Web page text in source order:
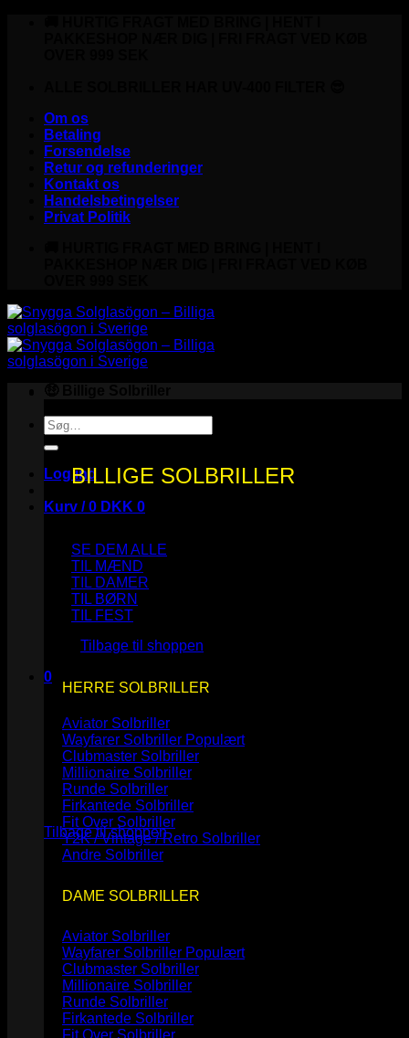
Om os
Betaling
Forsendelse
Retur og refunderinger
Kontakt os
Handelsbetingelser
Privat Politik
Søg
efter:
Log ind
Kurv /0 DKK 0
Ingen varer i kurven.
Tilbage til shoppen
0
Kurv
Ingen varer i kurven.
Tilbage til shoppen
BILLIGE SOLBRILLER
SE DEM ALLE
TIL MÆND
TIL DAMER
TIL BØRN
TIL FEST
HERRE SOLBRILLER
Aviator Solbriller
Wayfarer Solbriller
Clubmaster Solbriller
Millionaire Solbriller
Runde Solbriller
Firkantede Solbriller
Fit Over Solbriller
Y2K / Vintage / Retro Solbriller
Andre Solbriller
DAME SOLBRILLER
Aviator Solbriller
Wayfarer Solbriller
Clubmaster Solbriller
Millionaire Solbriller
Runde Solbriller
Firkantede Solbriller
Fit Over Solbriller